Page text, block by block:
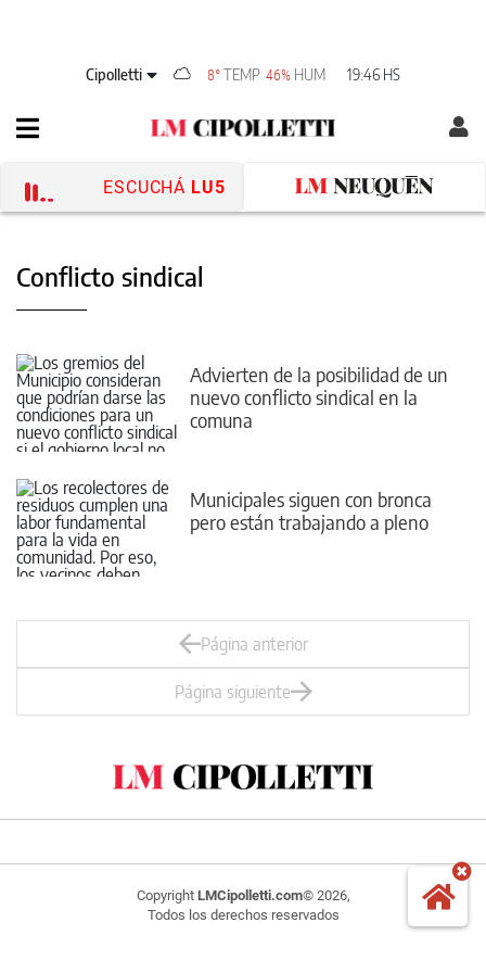
Cipolletti 8°TEMP 46% HUM 19:46 HS
ESCUCHÁ LU5
Conflicto sindical
Advierten de la posibilidad de un
nuevo conflicto sindical en la
comuna
Municipales siguen con bronca
pero están trabajando a pleno
Página anterior
Página siguiente
Copyright LMCipolletti.com© 2026,
Todos los derechos reservados